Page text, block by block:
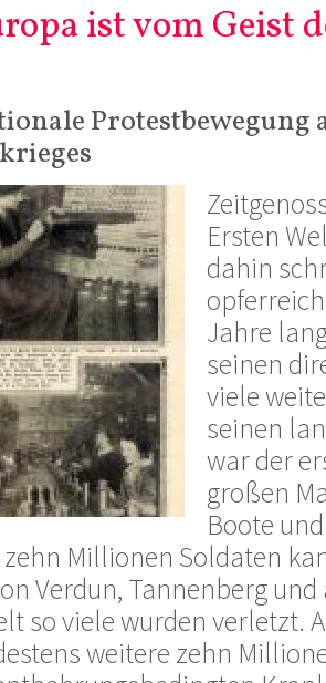
ist vom Geist
Protestbewegung
Ersten
dahin
Jahre
seinen
viele
seinen
war der
großen
Boote
Millionen Soldaten
Verdun, Tannenberg
so viele wurden verletzt.
weitere zehn